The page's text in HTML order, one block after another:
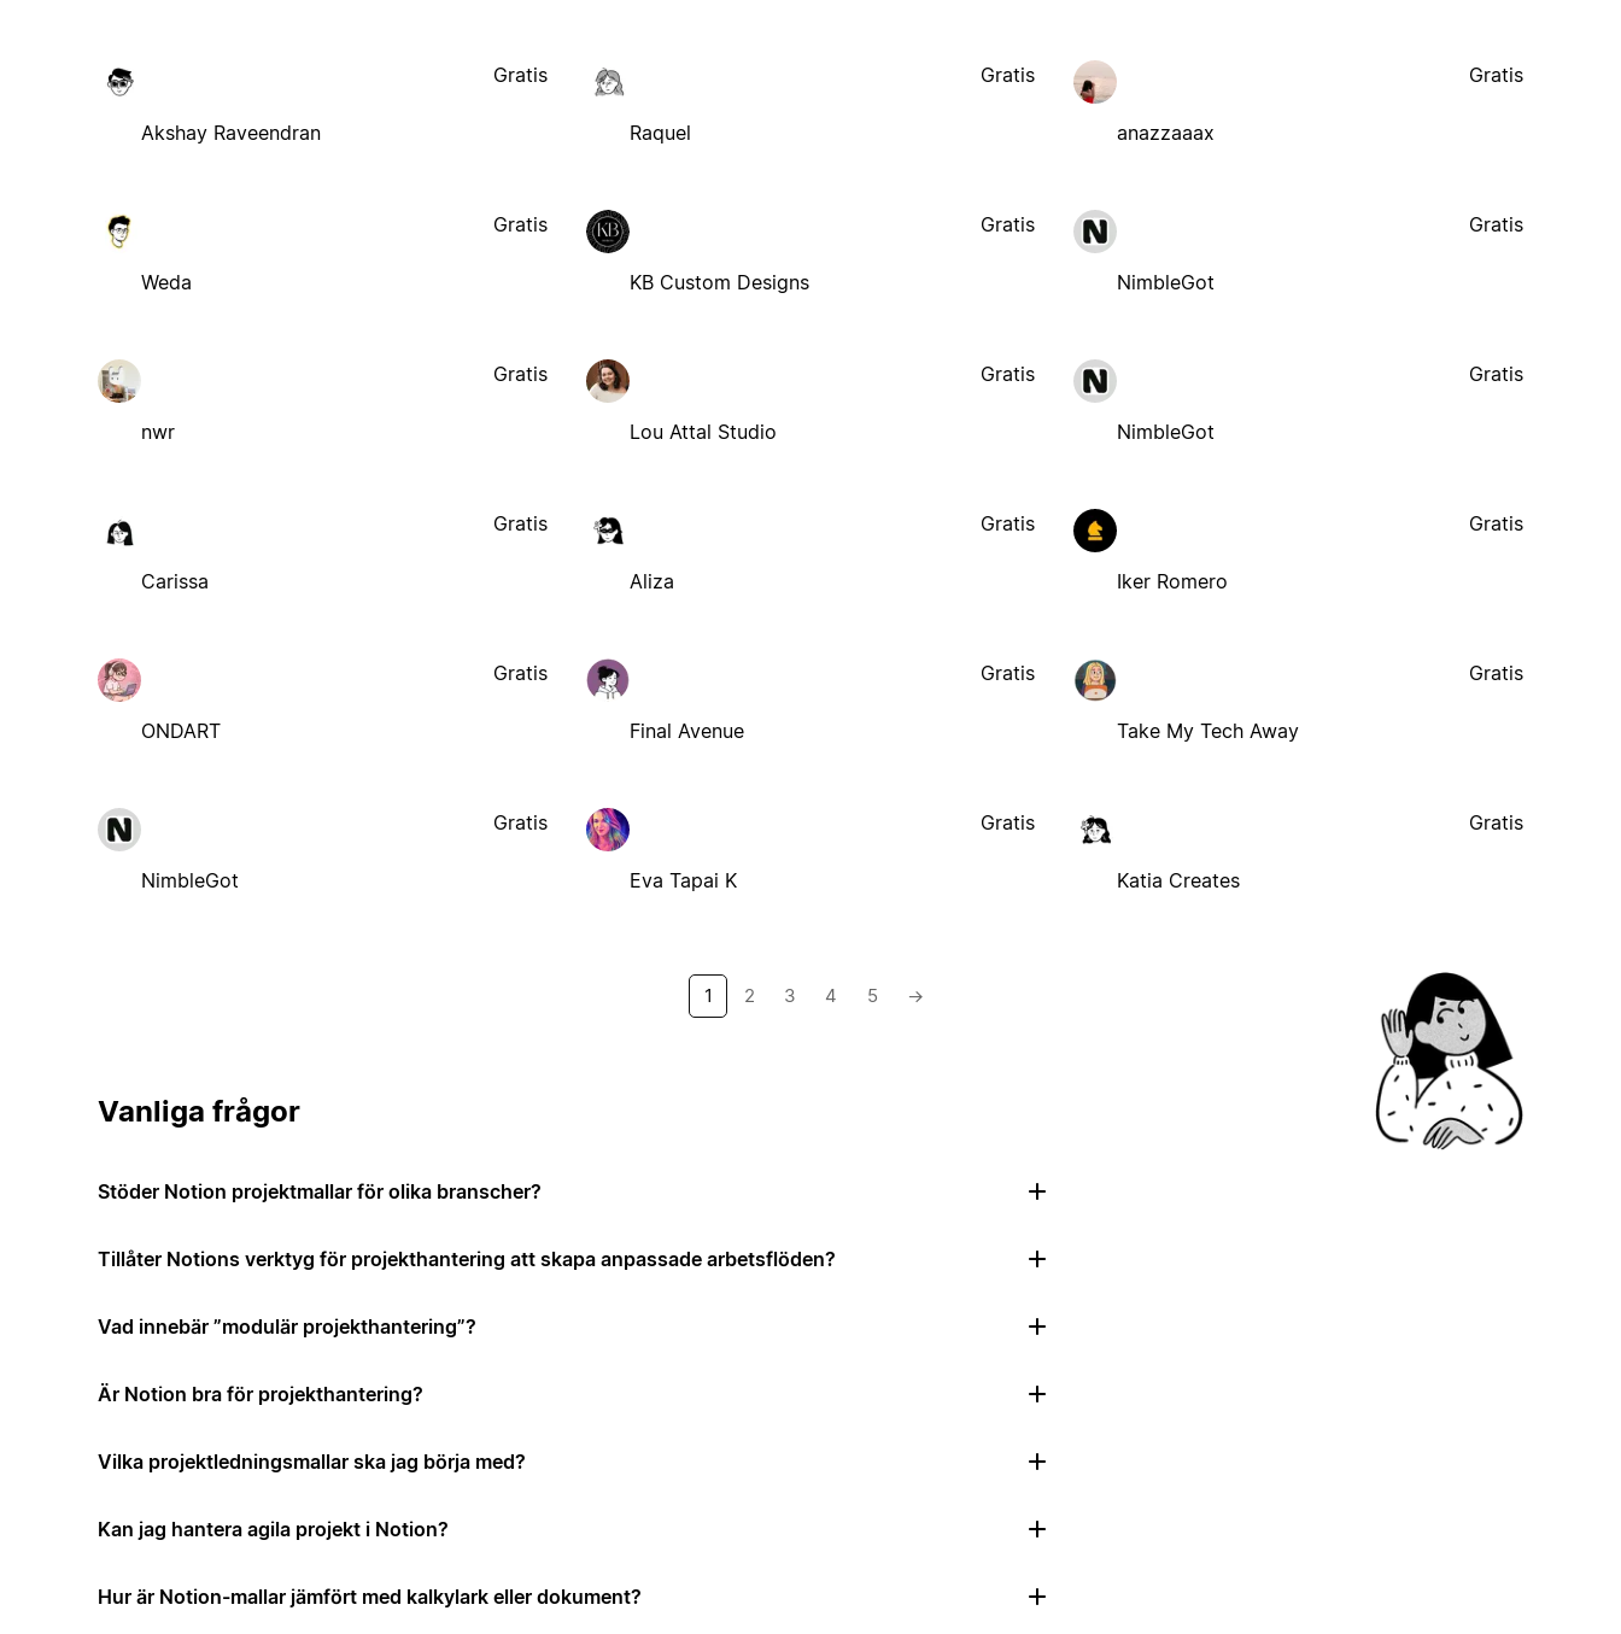
Akshay Raveendran
Gratis
Raquel
Gratis
anazzaaax
Gratis
Weda
Gratis
KB Custom Designs
Gratis
NimbleGot
Gratis
nwr
Gratis
Lou Attal Studio
Gratis
NimbleGot
Gratis
Carissa
Gratis
Aliza
Gratis
Iker Romero
Gratis
ONDART
Gratis
Final Avenue
Gratis
Take My Tech Away
Gratis
NimbleGot
Gratis
Eva Tapai K
Gratis
Katia Creates
Gratis
1 2 3 4 5 →
Vanliga frågor
Stöder Notion projektmallar för olika branscher?
Tillåter Notions verktyg för projekthantering att skapa anpassade arbetsflöden?
Vad innebär ”modulär projekthantering”?
Är Notion bra för projekthantering?
Vilka projektledningsmallar ska jag börja med?
Kan jag hantera agila projekt i Notion?
Hur är Notion-mallar jämfört med kalkylark eller dokument?